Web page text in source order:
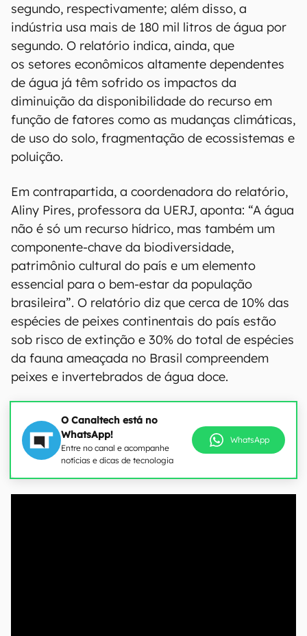
segundo, respectivamente; além disso, a
indústria usa mais de 180 mil litros de água por
segundo. O relatório indica, ainda, que
os setores econômicos altamente dependentes
de água já têm sofrido os impactos da
diminuição da disponibilidade do recurso em
função de fatores como as mudanças climáticas,
de uso do solo, fragmentação de ecossistemas e
poluição.
Em contrapartida, a coordenadora do relatório,
Aliny Pires, professora da UERJ, aponta: “A água
não é só um recurso hídrico, mas também um
componente-chave da biodiversidade,
patrimônio cultural do país e um elemento
essencial para o bem-estar da população
brasileira”. O relatório diz que cerca de 10% das
espécies de peixes continentais do país estão
sob risco de extinção e 30% do total de espécies
da fauna ameaçada no Brasil compreendem
peixes e invertebrados de água doce.
O Canaltech está no
WhatsApp!
Entre no canal e acompanhe
notícias e dicas de tecnologia
WhatsApp